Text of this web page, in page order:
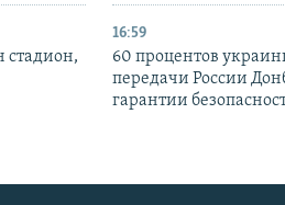
стадион,
16:59
60 процентов
передачи России
гарантии